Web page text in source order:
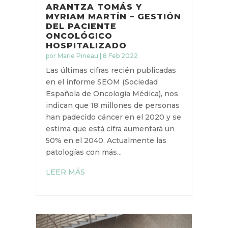
DÍA MUNDIAL CONTRA EL
CÁNCER: ENTREVISTA A
ARANTZA TOMÁS Y
MYRIAM MARTÍN –
GESTIÓN DEL PACIENTE
ONCOLÓGICO
HOSPITALIZADO
porMarie Pineau|8 Feb 2022
Las últimas cifras recién publicadas
en el informe SEOM (Sociedad
el 2020 y se estima que está cifra